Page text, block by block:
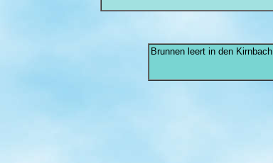
Brunnen leert in den Kirnbach